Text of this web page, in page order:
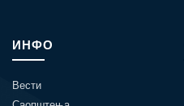
ИНФО
Вести